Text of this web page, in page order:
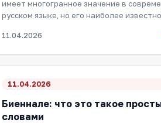
имеет многогранное значение в
русском языке, но его наиболее
11.04.2026
11.04.2026
Биеннале: что это такое
словами